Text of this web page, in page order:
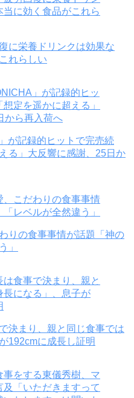
に栄養ドリンクは効果な
れらしい
が記録的ヒットで完売続
る」大反響に感謝、25日か
りの食事事情が話題「神の
」
決まり、親と同じ食事では
192cmに成長し証明